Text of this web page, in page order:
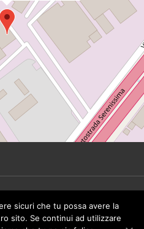
sicuri che tu possa avere la
sito. Se continui ad utilizzare